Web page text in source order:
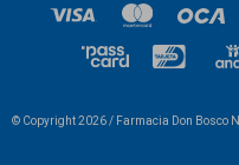
© Copyright 2026 / Farmacia Don Bosco